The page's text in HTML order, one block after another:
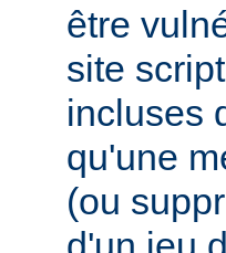
être
site
incluses
qu'une
(ou